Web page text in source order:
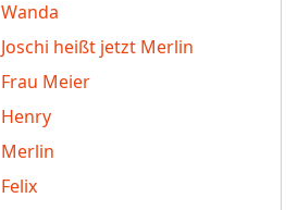
Wanda
Joschi heißt jetzt Merlin
Frau Meier
Henry
Merlin
Felix